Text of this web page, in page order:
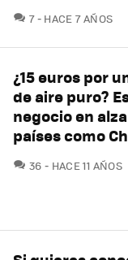
7COMENTARIOS
HACE 7 AÑOS
¿15 euros por
de aire puro?
negocio en
países como
36 COMENTARIOS
HACE 11 AÑOS